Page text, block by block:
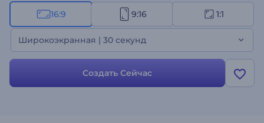
видео. Как создать видео? Загрузите логотип, вставьте текст и
подождите минуту, чтобы насладиться результатом. Шаблон
идеально подходит для оформления презентации
приложений, демо, презентации функций и многого другого.
Оформите свое видео!
16:9 9:16 1:1
Широкоэкранная | 30 секунд
Создать Сейчас